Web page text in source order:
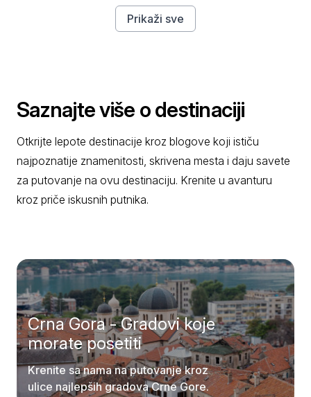
Prikaži sve
Saznajte više o destinaciji
Otkrijte lepote destinacije kroz blogove koji ističu
najpoznatije znamenitosti, skrivena mesta i daju savete
za putovanje na ovu destinaciju. Krenite u avanturu
kroz priče iskusnih putnika.
Crna Gora - Gradovi koje
morate posetiti
Krenite sa nama na putovanje kroz
ulice najlepših gradova Crne Gore.